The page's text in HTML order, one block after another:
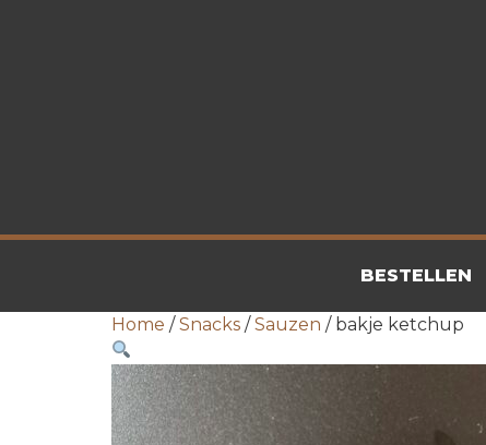
BESTELLEN
Home /Snacks /Sauzen / bakje ketchup